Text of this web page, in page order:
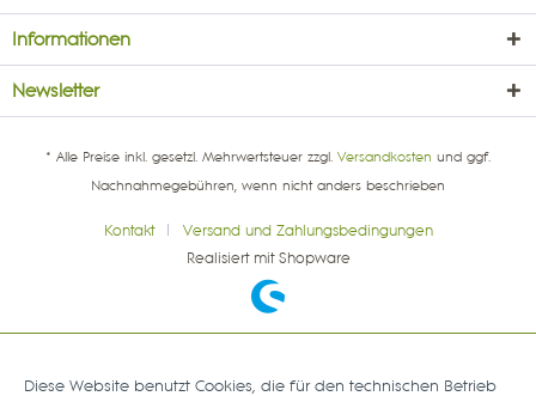
Informationen
Newsletter
* Alle Preise inkl. gesetzl. Mehrwertsteuer zzgl. Versandkosten und ggf.
Nachnahmegebühren, wenn nicht anders beschrieben
Kontakt
Versand und Zahlungsbedingungen
Realisiert mit Shopware
Diese Website benutzt Cookies, die für den technischen Betrieb